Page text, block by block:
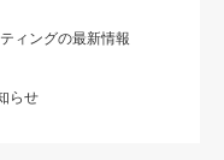
ィングの最新情報
らせ